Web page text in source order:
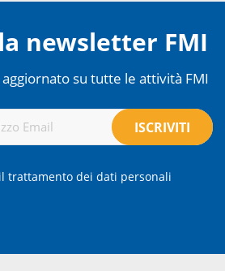
newsletter FMI
su tutte le attività FMI
trattamento dei dati personali